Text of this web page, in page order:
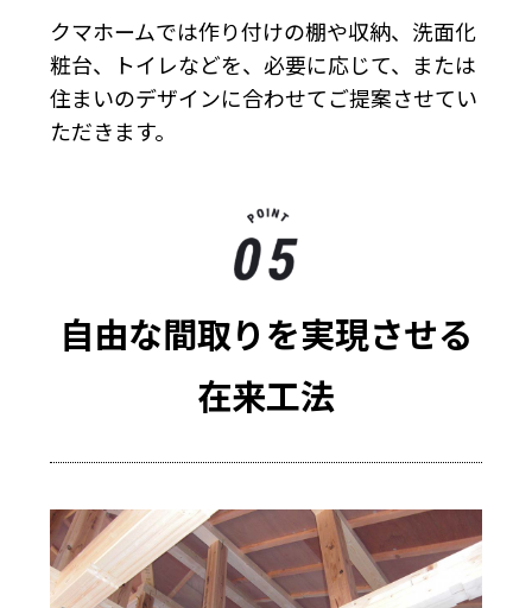
クマホームでは作り付けの棚や収納、洗面化
粧台、トイレなどを、必要に応じて、または
住まいのデザインに合わせてご提案させてい
ただきます。
自由な間取りを実現させる
在来工法